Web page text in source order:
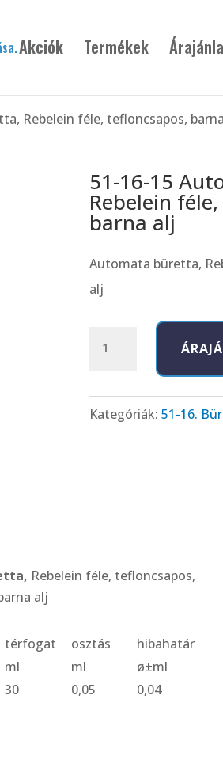
Akciók Termékek
Rebelein féle, tefloncsapos,
51-16-15
Rebelein
barna alj
Automata büretta,
alj
16-
Automata
büretta,
Kategóriák: 51-16.
Rebelein féle, tefloncsapos,
alj
térfogat osztás
hibahatár
ml ml
ø±ml
30 0,05 0,04